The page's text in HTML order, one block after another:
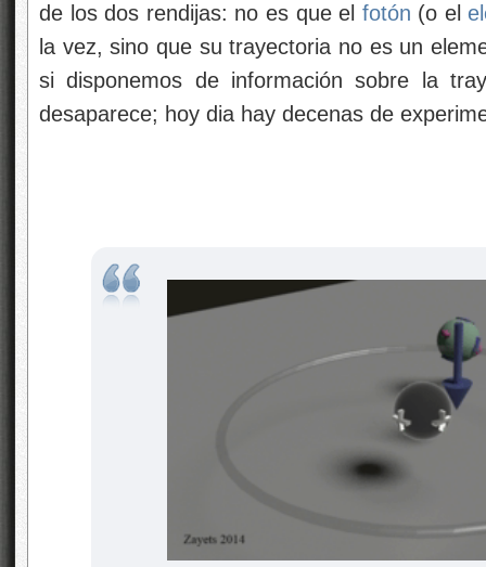
de los dos rendijas: no es que el fotón (o el
la vez, sino que su trayectoria no es un
si disponemos de información sobre la
desaparece; hoy dia hay decenas de